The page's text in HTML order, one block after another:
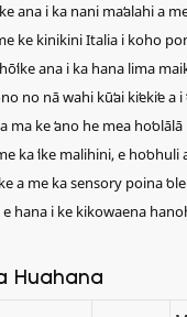
ana i ka nani maʻalahi a me
ke kinikini Italia i koho
ana i ka hana lima
no nā wahi kūʻai kiʻekiʻe a i
ma ke ʻano he mea hoʻolālā
ka ʻike malihini, e
a me ka sensory poina
e hana i ke kikowaena
Huahana